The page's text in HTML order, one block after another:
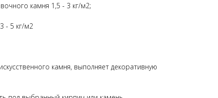
камня 1,5 - 3 кг/м2;
- 5 кг/м2
камня, выполняет декоративную